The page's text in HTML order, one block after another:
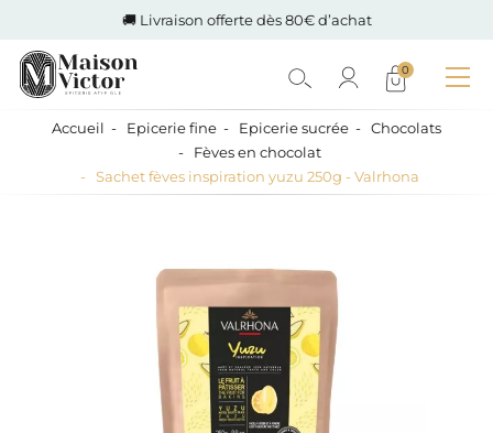
🚚 Livraison offerte dès 80€ d’achat
0
Accueil Epicerie fine Epicerie sucrée
Chocolats
Fèves en chocolat
Sachet fèves inspiration yuzu 250g - Valrhona